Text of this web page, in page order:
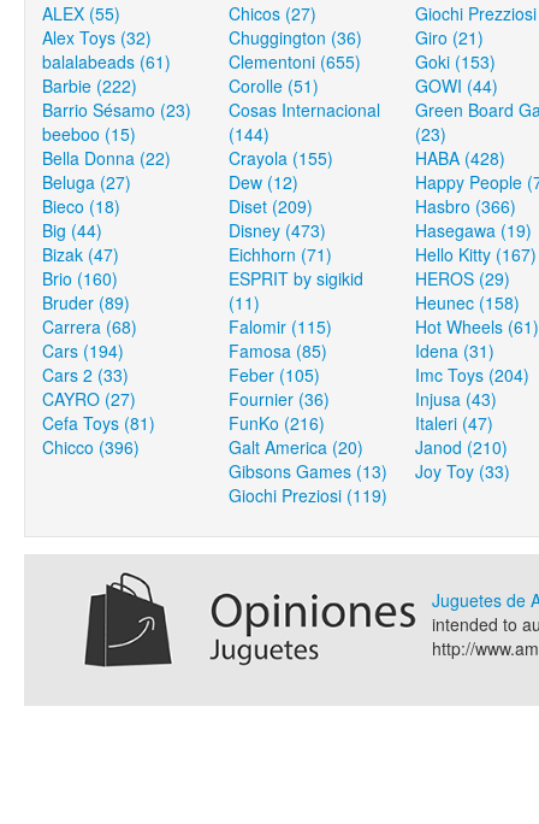
ALEX (55)
Alex Toys (32)
balalabeads (61)
Barbie (222)
Barrio Sésamo (23)
beeboo (15)
Bella Donna (22)
Beluga (27)
Bieco (18)
Big (44)
Bizak (47)
Brio (160)
Bruder (89)
Carrera (68)
Cars (194)
Cars 2 (33)
CAYRO (27)
Cefa Toys (81)
Chicco (396)
Chicos (27)
Chuggington (36)
Clementoni (655)
Corolle (51)
Cosas Internacional
(144)
Crayola (155)
Dew (12)
Diset (209)
Disney (473)
Eichhorn (71)
ESPRIT by sigikid
(11)
Falomir (115)
Famosa (85)
Feber (105)
Fournier (36)
FunKo (216)
Galt America (20)
Gibsons Games (13)
Giochi Preziosi (119)
Giochi
Giro (21)
Goki (153)
GOWI (44)
Green Board
(23)
HABA (428)
Happy People
Hasbro (366)
Hasegawa (19)
Hello Kitty (167)
HEROS (29)
Heunec (158)
Hot Wheels (61)
Idena (31)
Imc Toys (204)
Injusa (43)
Italeri (47)
Janod (210)
Joy Toy (33)
Juguetes de
intended to
http://